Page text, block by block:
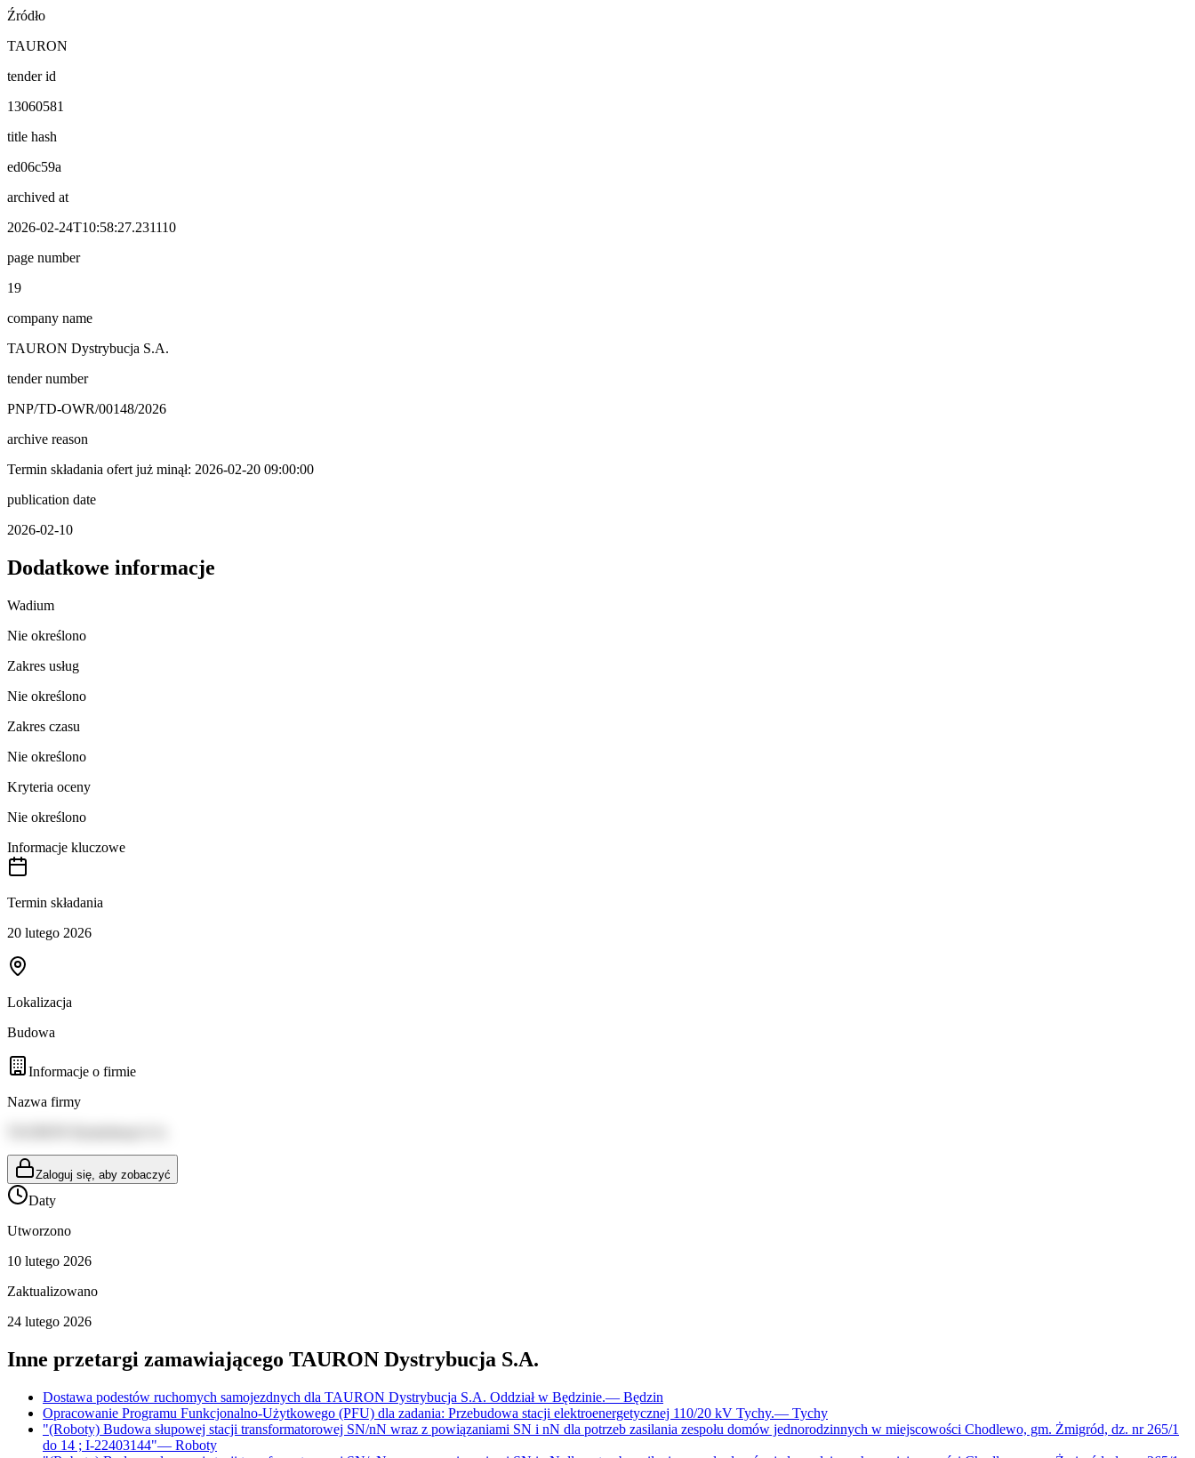
Źródło
TAURON
tender id
13060581
title hash
ed06c59a
archived at
2026-02-24T10:58:27.231110
page number
19
company name
TAURON Dystrybucja S.A.
tender number
PNP/TD-OWR/00148/2026
archive reason
Termin składania ofert już minął: 2026-02-20 09:00:00
publication date
2026-02-10
Dodatkowe informacje
Wadium
Nie określono
Zakres usług
Nie określono
Zakres czasu
Nie określono
Kryteria oceny
Nie określono
Informacje kluczowe
Termin składania
20 lutego 2026
Lokalizacja
Budowa
Informacje o firmie
Nazwa firmy
Zaloguj się, aby zobaczyć
Daty
Utworzono
10 lutego 2026
Zaktualizowano
24 lutego 2026
Inne przetargi zamawiającego TAURON Dystrybucja S.A.
Dostawa podestów ruchomych samojezdnych dla TAURON Dystrybucja S.A. Oddział w Będzinie.— Będzin
Opracowanie Programu Funkcjonalno-Użytkowego (PFU) dla zadania: Przebudowa stacji elektroenergetycznej 110/20 kV Tychy.— Tychy
"(Roboty) Budowa słupowej stacji transformatorowej SN/nN wraz z powiązaniami SN i nN dla potrzeb zasilania zespołu domów jednorodzinnych w miejscowości Chodlewo, gm. Żmigród, dz. nr 265/1
do 14 ; I-22403144"— Roboty